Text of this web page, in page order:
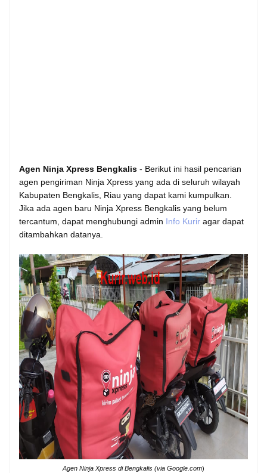
Agen Ninja Xpress Bengkalis - Berikut ini hasil pencarian
agen pengiriman Ninja Xpress yang ada di seluruh wilayah
Kabupaten Bengkalis, Riau yang dapat kami kumpulkan.
Jika ada agen baru Ninja Xpress Bengkalis yang belum
tercantum, dapat menghubungi admin Info Kurir agar dapat
ditambahkan datanya.
Agen Ninja Xpress di Bengkalis (via Google.com)